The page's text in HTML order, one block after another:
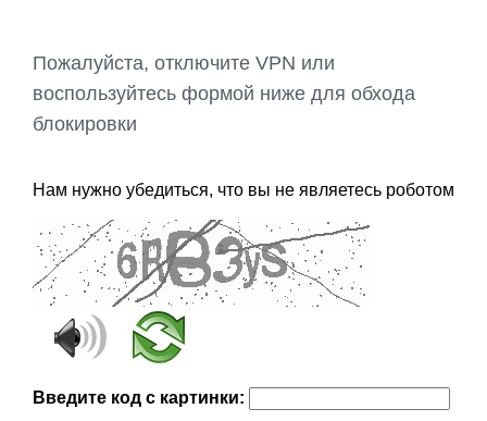
Пожалуйста, отключите VPN или
воспользуйтесь формой ниже для обхода
блокировки
Нам нужно убедиться, что вы не являетесь роботом
Введите код с картинки: